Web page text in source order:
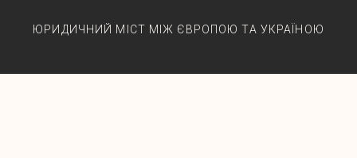
ЮРИДИЧНИЙ МІСТ МІЖ ЄВРОПОЮ ТА УКРАЇНОЮ